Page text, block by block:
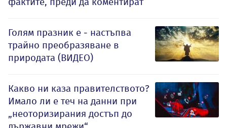
Голям празник е - настъпва
трайно преобразяване в
природата (ВИДЕО)
Какво ни каза правителството?
Имало ли е теч на данни при
„неоторизирания достъп до